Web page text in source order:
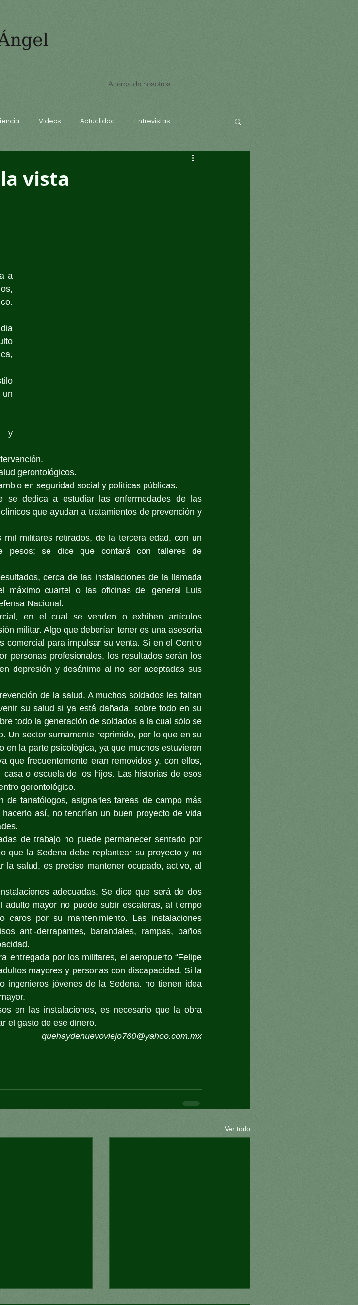
Acerca de nosotros
Videos Actualidad Entrevistas
vista
a
y
gerontológicos.
en seguridad social y políticas públicas.
se dedica a estudiar las enfermedades de las
que ayudan a tratamientos de prevención y
militares retirados, de la tercera edad, con un
pesos; se dice que contará con talleres de
cerca de las instalaciones de la llamada
máximo cuartel o las oficinas del general Luis
Nacional.
en el cual se venden o exhiben artículos
militar. Algo que deberían tener es una asesoría
comercial para impulsar su venta. Si en el Centro
personas profesionales, los resultados serán los
depresión y desánimo al no ser aceptadas sus
de la salud. A muchos soldados les faltan
su salud si ya está dañada, sobre todo en su
todo la generación de soldados a la cual sólo se
Un sector sumamente reprimido, por lo que en su
en la parte psicológica, ya que muchos estuvieron
que frecuentemente eran removidos y, con ellos,
o escuela de los hijos. Las historias de esos
gerontológico.
de tanatólogos, asignarles tareas de campo más
así, no tendrían un buen proyecto de vida
de trabajo no puede permanecer sentado por
que la Sedena debe replantear su proyecto y no
la salud, es preciso mantener ocupado, activo, al
adecuadas. Se dice que será de dos
mayor no puede subir escaleras, al tiempo
caros por su mantenimiento. Las instalaciones
anti-derrapantes, barandales, rampas, baños
entregada por los militares, el aeropuerto “Felipe
mayores y personas con discapacidad. Si la
ingenieros jóvenes de la Sedena, no tienen idea
en las instalaciones, es necesario que la obra
el gasto de ese dinero.
quehaydenuevoviejo760@yahoo.com.mx
Ver todo